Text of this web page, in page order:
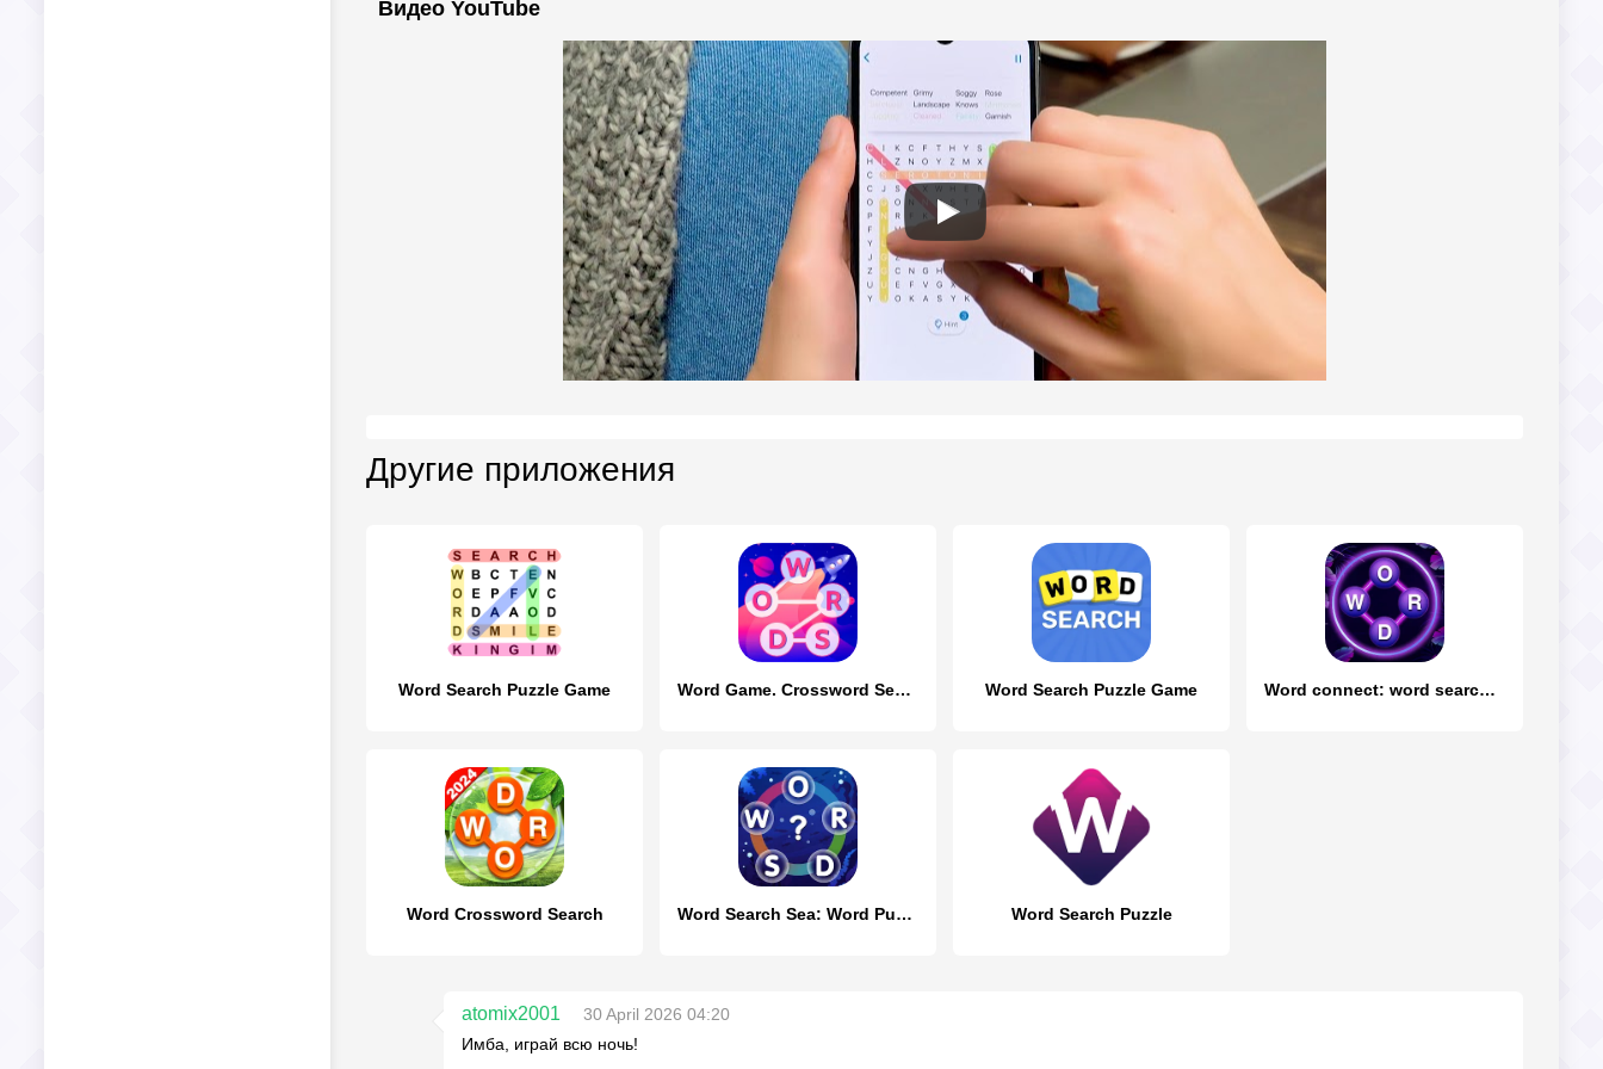
Видео YouTube
Другие приложения
Word Search Puzzle Game Word Game. Crossword Search Pu Word Search Puzzle Game Word connect: word search game
Word Crossword Search Word Search Sea: Word Puzzle Word Search Puzzle
atomix2001
30 April 2026 04:20
Имба, играй всю ночь!